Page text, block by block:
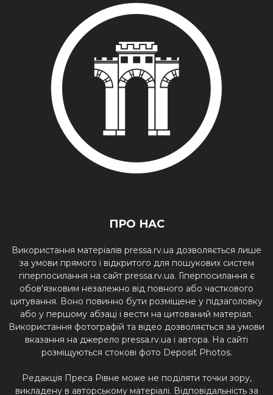
ПРО НАС
Використання матеріалів pressa.rv.ua дозволяється лише
за умови прямого і відкритого для пошукових систем
гіперпосилання на сайт pressa.rv.ua. Гіперпосилання є
обов'язковим незалежно від повного або часткового
цитування. Воно повинно бути розміщене у підзаголовку
або у першому абзаці і вести на цитований матеріал.
Використання фотографій та відео дозволяється за умови
вказання на джерело pressa.rv.ua і автора. На сайті
розміщуються стокові фото Deposit Photos.
Редакція Преса Рівне може не поділяти точки зору,
викладену в авторському матеріалі. Відповідальність за